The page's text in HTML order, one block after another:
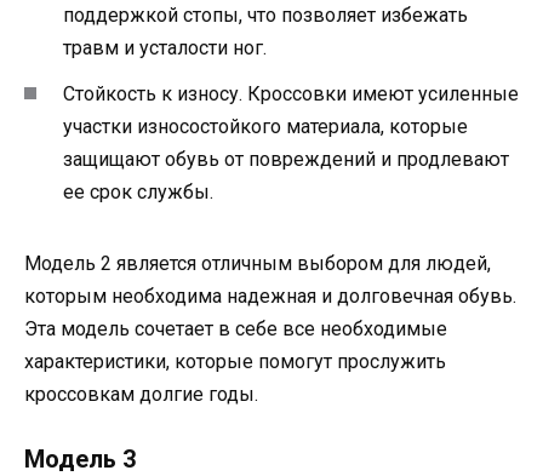
поддержкой стопы, что позволяет избежать
травм и усталости ног.
Стойкость к износу. Кроссовки имеют усиленные
участки износостойкого материала, которые
защищают обувь от повреждений и продлевают
ее срок службы.
Модель 2 является отличным выбором для людей,
которым необходима надежная и долговечная обувь.
Эта модель сочетает в себе все необходимые
характеристики, которые помогут прослужить
кроссовкам долгие годы.
Модель 3